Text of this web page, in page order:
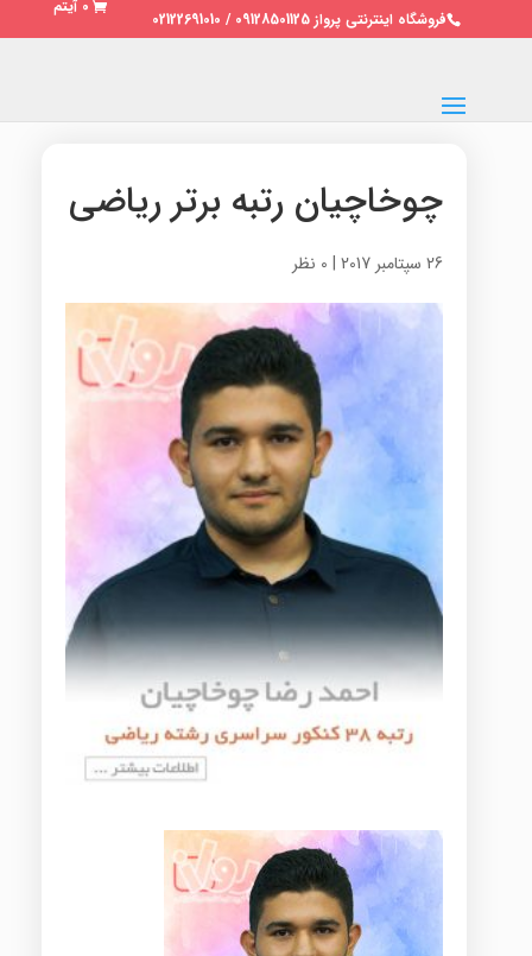
فروشگاه اینترنتی پرواز 09128501125 / 02122691010
0 آیتم
چوخاچیان رتبه برتر ریاضی
26 سپتامبر 2017 | 0 نظر